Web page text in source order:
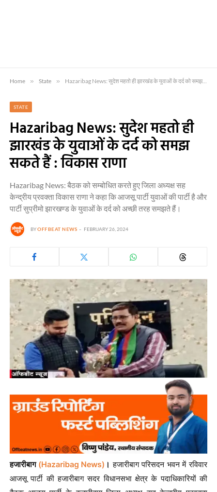
Home » State » Hazaribag News: सुदेश महतो ही झारखंड के युवाओं के दर्द को समझ सकते हैं : विकास राणा
STATE
Hazaribag News: सुदेश महतो ही
झारखंड के युवाओं के दर्द को समझ
सकते हैं : विकास राणा
Hazaribag News: बैठक को सम्बोधित करते हुए जिला अध्यक्ष सह
केन्द्रीय प्रवक्ता विकास राणा ने कहा कि आजसू पार्टी युवाओं की पार्टी है और
पार्टी सुप्रीमो झारखण्ड के युवाओं के दर्द को अच्छी तरह समझते हैं।
BYOFFBEAT NEWS FEBRUARY 26, 2024
हजारीबाग (Hazaribag News) । हजारीबाग परिसदन भवन में रविवार
आजसू पार्टी की हजारीबाग सदर विधानसभा क्षेत्र के पदाधिकारियों की